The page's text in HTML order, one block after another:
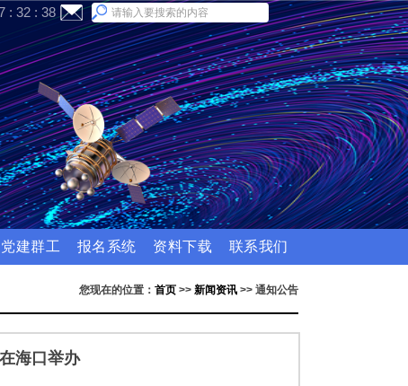
: 32 : 38
党建群工 报名系统 资料下载 联系我们
您现在的位置： 首页 >> 新闻资讯 >> 通知公告
海口举办